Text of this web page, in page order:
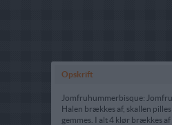
Opskrift
Jomfruhummerbisque:
Halen brækkes af, skallen
gemmes. I alt 4 klør brækkes af